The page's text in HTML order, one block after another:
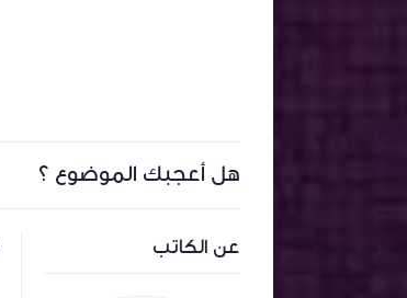
هل أعجبك الموضوع ؟
عن الكاتب